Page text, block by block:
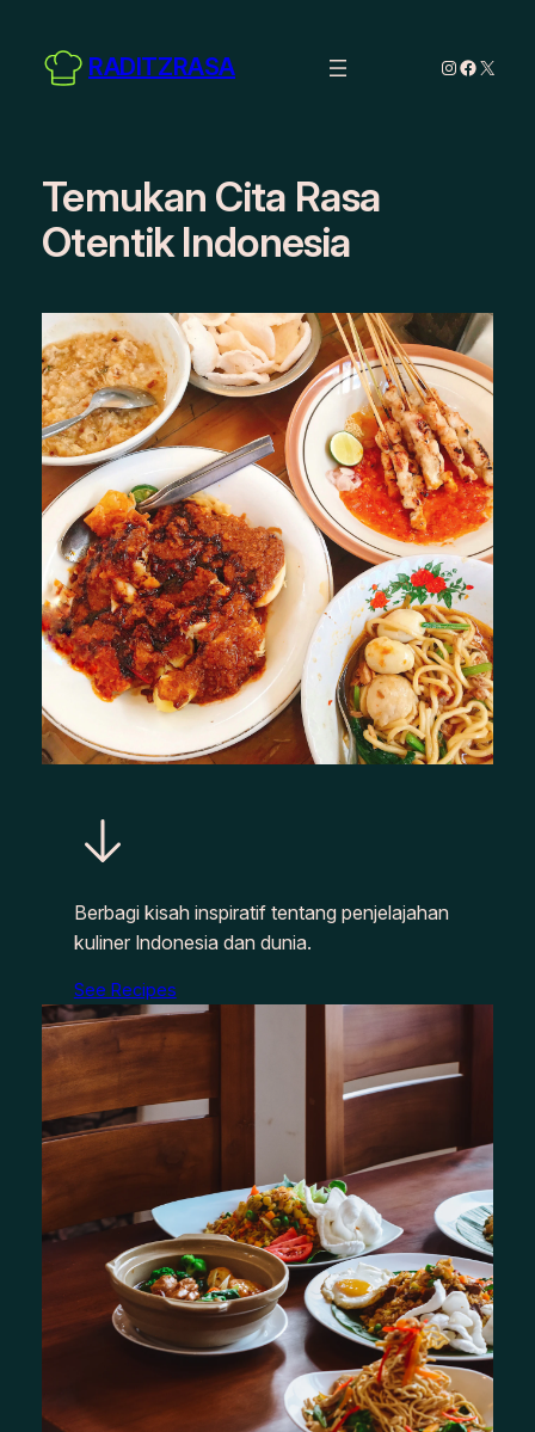
content
RADITZRASA Instagram
X
Temukan Cita Rasa
Otentik Indonesia
Berbagi kisah inspiratif tentang penjelajahan
kuliner Indonesia dan dunia.
See Recipes